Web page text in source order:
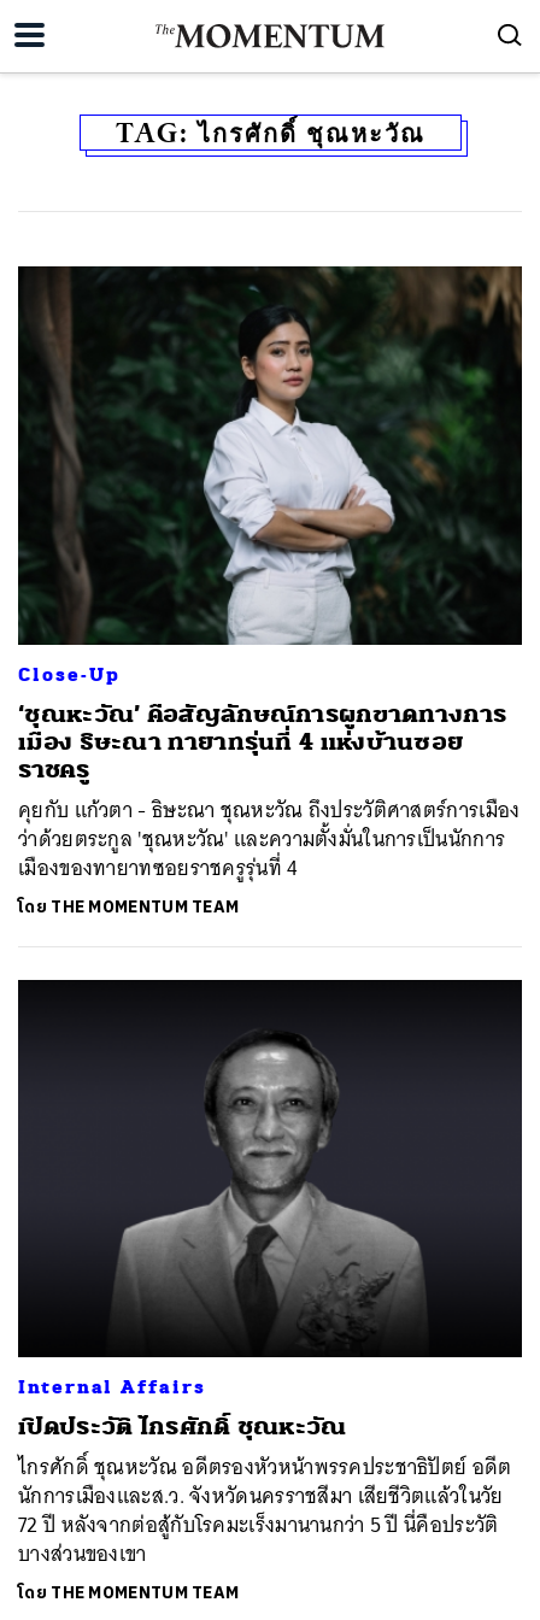
TAG:ไกรศักดิ์ ชุณหะวัณ
Close-Up
‘ชุณหะวัณ’ คือสัญลักษณ์การผูกขาดทางการ
เมือง ธิษะณา ทายาทรุ่นที่ 4 แห่งบ้านซอย
ราชครู
คุยกับ แก้วตา - ธิษะณา ชุณหะวัณ ถึงประวัติศาสตร์การเมือง
ว่าด้วยตระกูล 'ชุณหะวัณ' และความตั้งมั่นในการเป็นนักการ
เมืองของทายาทซอยราชครูรุ่นที่ 4
โดย THE MOMENTUM TEAM
Internal Affairs
เปิดประวัติ ไกรศักดิ์ ชุณหะวัณ
ไกรศักดิ์ ชุณหะวัณ อดีตรองหัวหน้าพรรคประชาธิปัตย์ อดีต
นักการเมืองและส.ว. จังหวัดนครราชสีมา เสียชีวิตแล้วในวัย
72 ปี หลังจากต่อสู้กับโรคมะเร็งมานานกว่า 5 ปี นี่คือประวัติ
บางส่วนของเขา
โดย THE MOMENTUM TEAM
SHARE TWEET LINE EMAIL